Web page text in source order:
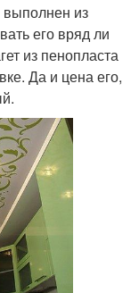
выполнен из
его вряд ли
из пенопласта
Да и цена его,